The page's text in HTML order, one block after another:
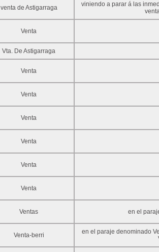
venta de Astigarraga
viniendo a parar á las
Venta
Vta. De Astigarraga
Venta
Venta
Venta
Venta
Venta
Venta
Ventas en el
Venta-berri
en el paraje denominado